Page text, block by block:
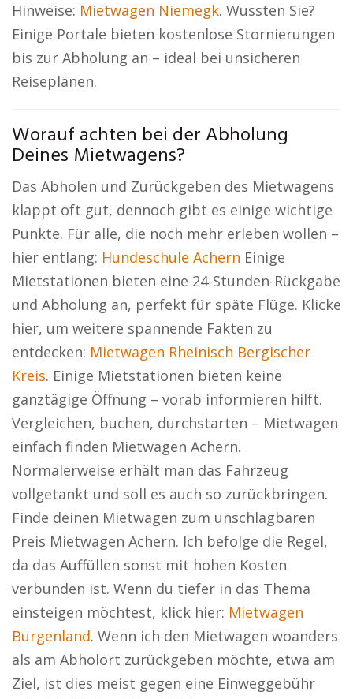
Hinweise: Mietwagen Niemegk. Wussten Sie?
Einige Portale bieten kostenlose Stornierungen
bis zur Abholung an – ideal bei unsicheren
Reiseplänen.
Worauf achten bei der Abholung
Deines Mietwagens?
Das Abholen und Zurückgeben des Mietwagens
klappt oft gut, dennoch gibt es einige wichtige
Punkte. Für alle, die noch mehr erleben wollen –
hier entlang: Hundeschule Achern Einige
Mietstationen bieten eine 24-Stunden-Rückgabe
und Abholung an, perfekt für späte Flüge. Klicke
hier, um weitere spannende Fakten zu
entdecken: Mietwagen Rheinisch Bergischer
Kreis. Einige Mietstationen bieten keine
ganztägige Öffnung – vorab informieren hilft.
Vergleichen, buchen, durchstarten – Mietwagen
einfach finden Mietwagen Achern.
Normalerweise erhält man das Fahrzeug
vollgetankt und soll es auch so zurückbringen.
Finde deinen Mietwagen zum unschlagbaren
Preis Mietwagen Achern. Ich befolge die Regel,
da das Auffüllen sonst mit hohen Kosten
verbunden ist. Wenn du tiefer in das Thema
einsteigen möchtest, klick hier: Mietwagen
Burgenland. Wenn ich den Mietwagen woanders
als am Abholort zurückgeben möchte, etwa am
Ziel, ist dies meist gegen eine Einweggebühr